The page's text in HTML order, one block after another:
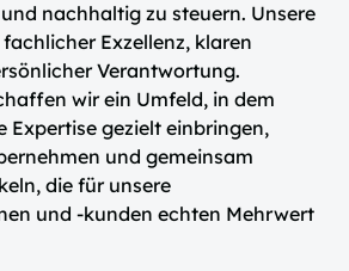
nachhaltig zu steuern. Unsere
Exzellenz, klaren
Verantwortung.
wir ein Umfeld, in dem
Expertise gezielt einbringen,
und gemeinsam
die für unsere
und -kunden echten Mehrwert